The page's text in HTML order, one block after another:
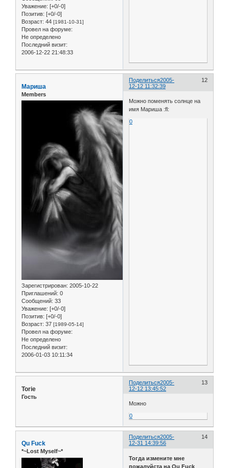
Уважение: [+0/-0]
Позитив: [+0/-0]
Возраст: 44 [1981-10-31]
Провел на форуме:
Не определено
Последний визит:
2006-12-22 21:48:33
Поделиться 12
2005-
12-12 11:32:39
Мариша
Members
Зарегистрирован: 2005-10-22
Приглашений: 0
Сообщений: 33
Уважение: [+0/-0]
Позитив: [+0/-0]
Возраст: 37 [1989-05-14]
Провел на форуме:
Не определено
Последний визит:
2006-01-03 10:11:34
Можно поменять солнце на
имя Мариша :fl:
0
Поделиться 13
2005-
12-12 13:45:52
Torie
Гость
Можно
0
Поделиться 14
2005-
12-31 14:39:56
Qu Fuck
*~Lost Myself~*
Тогда измените мне
пожалуйста на Qu Fuck